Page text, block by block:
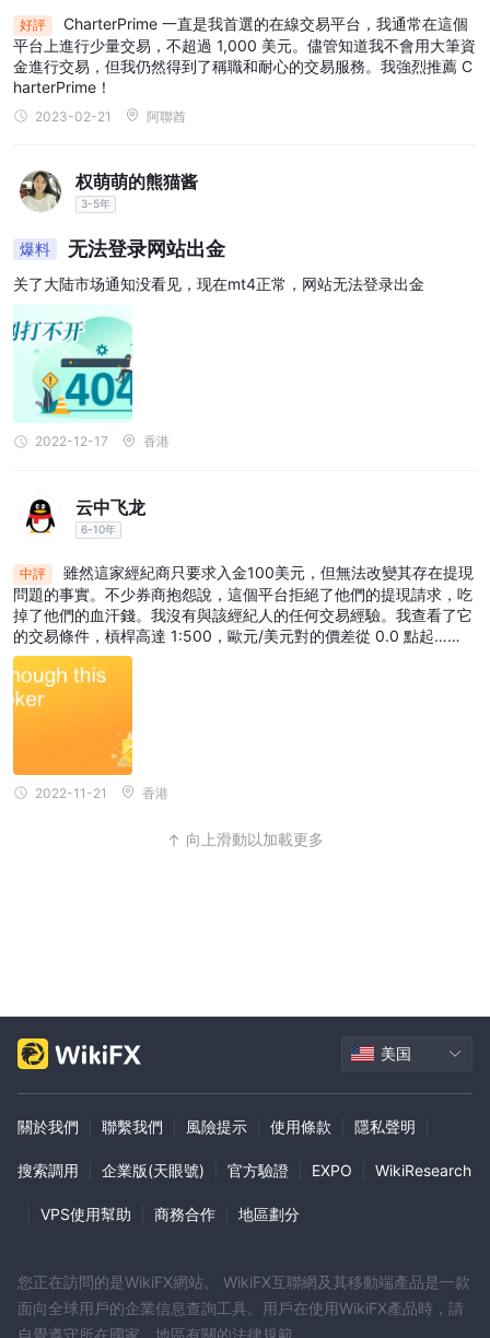
好評
CharterPrime 一直是我首選的在線交易平台，我通常在這個
平台上進行少量交易，不超過 1,000 美元。儘管知道我不會用大筆資
金進行交易，但我仍然得到了稱職和耐心的交易服務。我強烈推薦 C
harterPrime！
2023-02-21 阿聯酋
权萌萌的熊猫酱
3-5年
爆料 无法登录网站出金
关了大陆市场通知没看见，现在mt4正常，网站无法登录出金
2022-12-17 香港
云中飞龙
6-10年
中評
雖然這家經紀商只要求入金100美元，但無法改變其存在提現
問題的事實。不少券商抱怨說，這個平台拒絕了他們的提現請求，吃
掉了他們的血汗錢。我沒有與該經紀人的任何交易經驗。我查看了它
的交易條件，槓桿高達 1:500，歐元/美元對的價差從 0.0 點起……
2022-11-21 香港
向上滑動以加載更多
美国
關於我們 聯繫我們 風險提示 使用條款 隱私聲明
搜索調用 企業版(天眼號) 官方驗證 EXPO WikiResearch
VPS使用幫助 商務合作 地區劃分
您正在訪問的是WikiFX網站。 WikiFX互聯網及其移動端產品是一款
面向全球用戶的企業信息查詢工具。用戶在使用WikiFX產品時，請
自覺遵守所在國家、地區有關的法律規範。